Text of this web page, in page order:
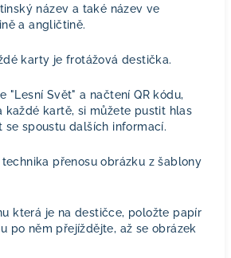
název a také název ve
a angličtině.
karty je frotážová destička.
"Lesní Svět" a načtení QR kódu,
každé kartě, si můžete pustit hlas
se spoustu dalších informací.
přenosu obrázku z šablony
která je na destičce, položte papír
po něm přejíždějte, až se obrázek